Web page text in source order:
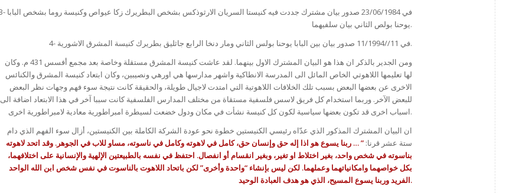
3- في 23/06/1984 صدور بيان مشترك جددت فيه كنيستا السريان
يوحنا بولص الثاني بيان سلفيهما.
4- في 11//11/1994 صدور بيان بين البابا يوحنا بولس الثاني ومار دنخا الرابع جاثليق بطريرك كنيسة المشرق الاشورية.
ومن الجدير بالذكر ان هذا هو البيان المشترك الاول بينهما. لقد عاشت كنيسة المشرق مستقلة وخاصة بعد مجمع أفسس 431 م. وكان
لها تعليمها اللاهوتي الخاص المائل الى المدرسة الانطاكية واشهر مدارسها هي اورهي ونصيبين، وكان ابتعاد كنيسة المشرق والكنائس
الاخرى عن بعضها البعض بسبب تلك الخلافات اللاهوتية التي امتدت لاجيال طويلة، والحقيقة كانت نتيجة سوء فهم وجهات نظر البعض
للبعض الآخر. وربما استخدام كل فريق لاسس فلسفية مستقاة من مختلف المدارس الفلسفية كانت سببا آخر في هذا الابتعاد اضافة الى
اسباب اخرى قد تكون بعضها سياسية لكون كل كنيسة نشأت في مكان ودول خضعت لسيطرة امبراطورية معادية لامبراطورية اخرى.
ان البيان المشترك المذكور الذي عدّاه رئيسي الكنيستين خطوة نحو عودة الشركة الكاملة بين الكنيستين، أزال سوء الفهم الذي دام
ستة عشر قرنا: ” … ربنا يسوع هو اذا إله حق وإنسان حق، كامل في لاهوته وكامل في ناسوته، مساو للاب في الجوهر. وقد اتحد لاهوته
بناسوته في شخص واحد، بغير اختلاط او تغير، وبغير انقسام أو انفصال. احتفظ في نفسه بالطبيعتين الإلهية والإنسانية على اختلافهما،
بكل خواصهما وامكانياتهما وعملهما. لكن ليس بإنشاء “واحدة وأخرى” لكن باتحاد اللاهوت بالناسوت في نفس شخص ابن الله الواحد
الفريد وربنا يسوع المسيح، الذي هو هدف العبادة الوحيد.